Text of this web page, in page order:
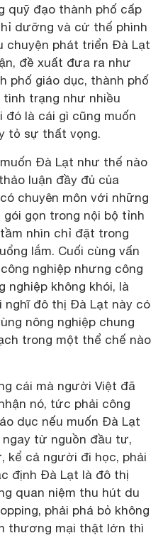
quỹ đạo thành phố cấp
dưỡng và cứ thế phình
chuyện phát triển Đà Lạt
đề xuất đưa ra như
phố giáo dục, thành phố
trạng như nhiều
đó là cái gì cũng muốn
tỏ sự thất vọng.
Đà Lạt như thế nào
luận đầy đủ của
chuyên môn với những
gọn trong nội bộ tỉnh
nhìn chỉ đặt trong
lắm. Cuối cùng vấn
nghiệp nhưng công
nghiệp không khói, là
nghĩ đô thị Đà Lạt này có
nông nghiệp chung
trong một thể chế nào
cái mà người Việt đã
nó, tức phải công
dục nếu muốn Đà Lạt
từ nguồn đầu tư,
kể cả người đi học, phải
định Đà Lạt là đô thị
quan niệm thu hút du
phải phá bỏ không
thương mại thật lớn thì